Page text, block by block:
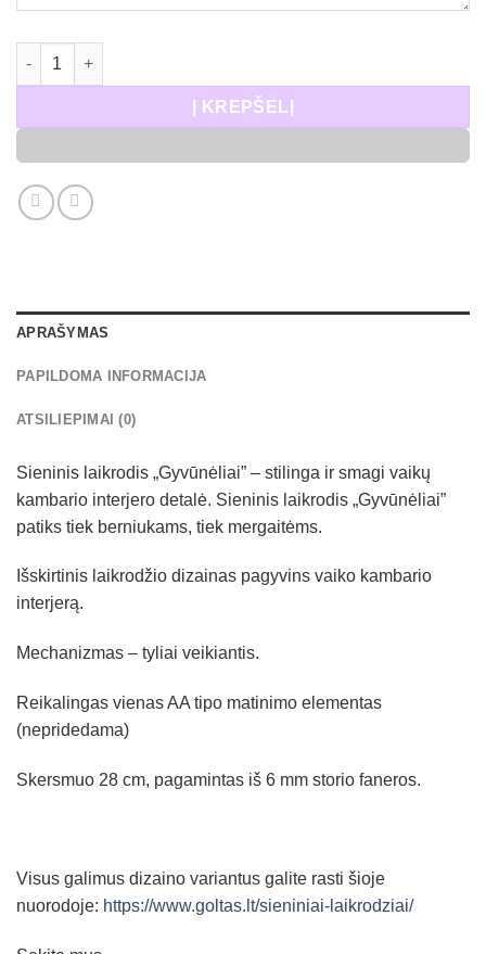
produkto kiekis: Sieninis laikrodis "Gyvūnėliai"
Į KREPŠELĮ
APRAŠYMAS
PAPILDOMA INFORMACIJA
ATSILIEPIMAI (0)
Sieninis laikrodis „Gyvūnėliai” – stilinga ir smagi vaikų
kambario interjero detalė. Sieninis laikrodis „Gyvūnėliai”
patiks tiek berniukams, tiek mergaitėms.
Išskirtinis laikrodžio dizainas pagyvins vaiko kambario
interjerą.
Mechanizmas – tyliai veikiantis.
Reikalingas vienas AA tipo matinimo elementas
(nepridedama)
Skersmuo 28 cm, pagamintas iš 6 mm storio faneros.
Visus galimus dizaino variantus galite rasti šioje
nuorodoje: https://www.goltas.lt/sieniniai-laikrodziai/